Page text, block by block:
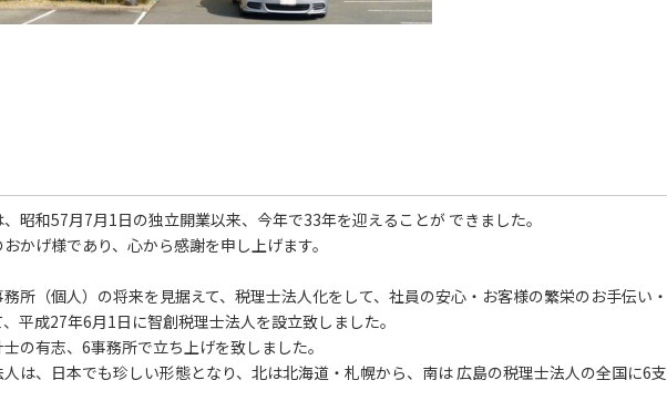
昭和57月7月1日の独立開業以来、今年で33年を迎えることが できました。
かげ様であり、心から感謝を申し上げます。
所（個人）の将来を見据えて、税理士法人化をして、社員の安心・お客様の繁栄のお手伝い・
平成27年6月1日に智創税理士法人を設立致しました。
の有志、6事務所で立ち上げを致しました。
は、日本でも珍しい形態となり、北は北海道・札幌から、南は 広島の税理士法人の全国に6支